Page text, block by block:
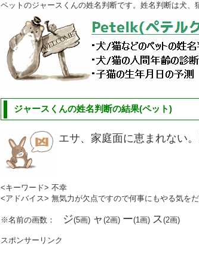
ペットのジャースくんの姓名判断です。姓名判断は犬
ジャースくんの姓名判断の結果(ペット)
エサ、家庭面に恵まれない
<キーワード> 不幸
<アドバイス> 無気力が欠点ですので何事にもやる気をだ
※名前の画数： ジ(5画) ャ (2画) ー(1画) ス(2画)
スポンサーリンク